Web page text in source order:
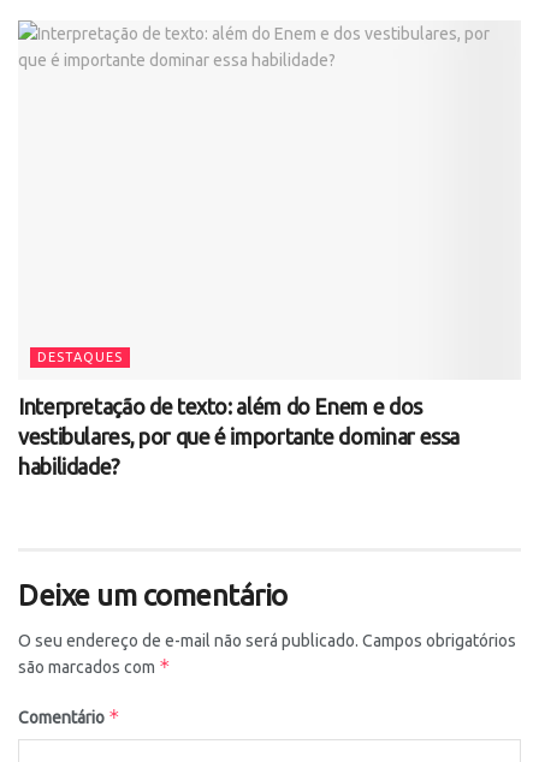
DESTAQUES
Interpretação de texto: além do Enem e dos
vestibulares, por que é importante dominar essa
habilidade?
Deixe um comentário
O seu endereço de e-mail não será publicado. Campos obrigatórios
são marcados com *
Comentário *